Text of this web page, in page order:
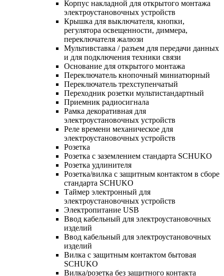
Корпус накладной для открытого монтажа
электроустановочных устройств
Крышка для выключателя, кнопки,
регулятора освещенности, диммера,
переключателя жалюзи
Мультивставка / разъем для передачи данных
и для подключения техники связи
Основание для открытого монтажа
Переключатель кнопочный миниатюрный
Переключатель трехступенчатый
Переходник розетки мультистандартный
Приемник радиосигнала
Рамка декоративная для
электроустановочных устройств
Реле времени механическое для
электроустановочных устройств
Розетка
Розетка с заземлением стандарта SCHUKO
Розетка удлинителя
Розетка/вилка с защитным контактом в сборе
стандарта SCHUKO
Таймер электронный для
электроустановочных устройств
Электропитание USB
Ввод кабельный для электроустановочных
изделий
Ввод кабельный для электроустановочных
изделий
Вилка с защитным контактом бытовая
SCHUKO
Вилка/розетка без защитного контакта